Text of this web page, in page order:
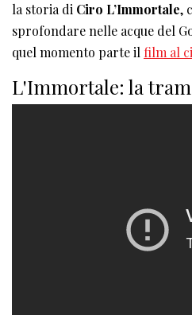
la storia di Ciro L’Immortale,
sprofondare nelle acque del
quel momento parte il film al
L'Immortale: la